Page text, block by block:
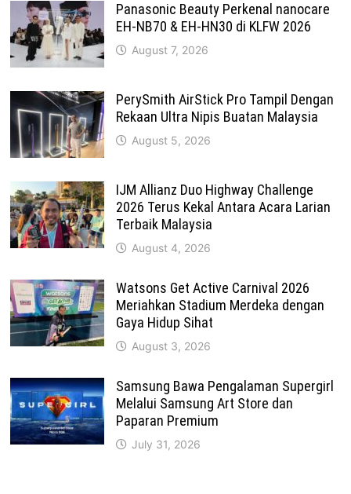
Panasonic Beauty Perkenal nanocare
EH-NB70 & EH-HN30 di KLFW 2026
August 7, 2026
PerySmith AirStick Pro Tampil Dengan
Rekaan Ultra Nipis Buatan Malaysia
August 5, 2026
IJM Allianz Duo Highway Challenge
2026 Terus Kekal Antara Acara Larian
Terbaik Malaysia
August 4, 2026
Watsons Get Active Carnival 2026
Meriahkan Stadium Merdeka dengan
Gaya Hidup Sihat
August 3, 2026
Samsung Bawa Pengalaman Supergirl
Melalui Samsung Art Store dan
Paparan Premium
July 31, 2026